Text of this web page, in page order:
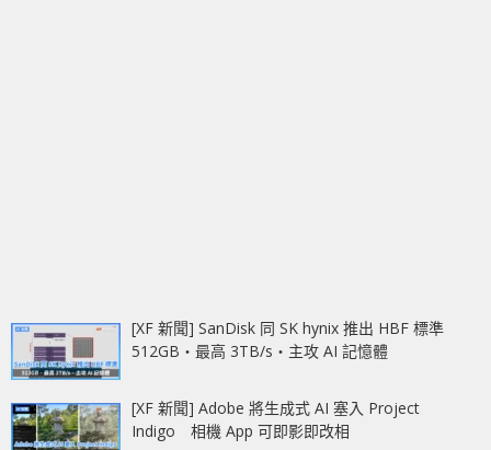
[XF 新聞] SanDisk 同 SK hynix 推出 HBF 標準
512GB‧最高 3TB/s‧主攻 AI 記憶體
[XF 新聞] Adobe 將生成式 AI 塞入 Project
Indigo 相機 App 可即影即改相